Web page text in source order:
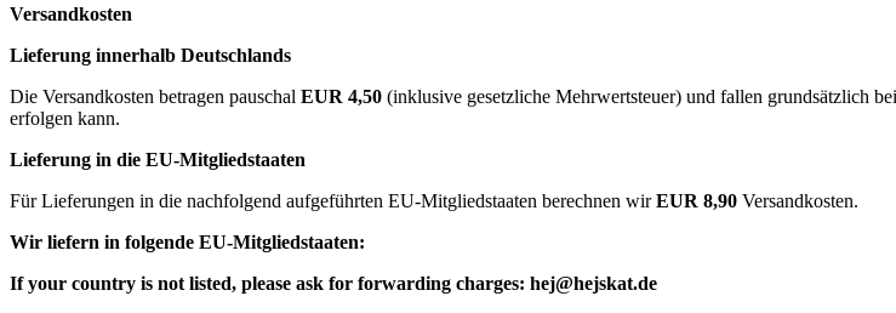
Versandkosten
Lieferung innerhalb Deutschlands
Die Versandkosten betragen pauschal EUR 4,50 (inklusive gesetzliche Mehrwertsteuer) und fallen grundsätzlich
erfolgen kann.
Lieferung in die EU-Mitgliedstaaten
Für Lieferungen in die nachfolgend aufgeführten EU-Mitgliedstaaten berechnen wirEUR 8,90 Versandkosten.
Wir liefern in folgende EU-Mitgliedstaaten:
If your country is not listed, please ask for forwarding charges: hej@hejskat.de